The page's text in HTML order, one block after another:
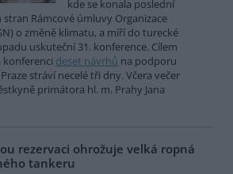
kde se konala poslední
Rámcové úmluvy Organizace
o změně klimatu, a míří do turecké
uskuteční 31. konference. Cílem
deset návrhů na podporu
stráví necelé tři dny. Včera večer
primátora hl. m. Prahy Jana
rezervaci ohrožuje velká ropná
tankeru